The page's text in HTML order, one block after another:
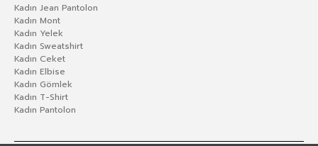
Kadın Jean Pantolon
Kadın Mont
Kadın Yelek
Kadın Sweatshirt
Kadın Ceket
Kadın Elbise
Kadın Gömlek
Kadın T-Shirt
Kadın Pantolon